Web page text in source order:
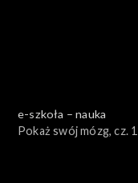
e-szkoła – nauka
Pokaż swój mózg, cz. 1